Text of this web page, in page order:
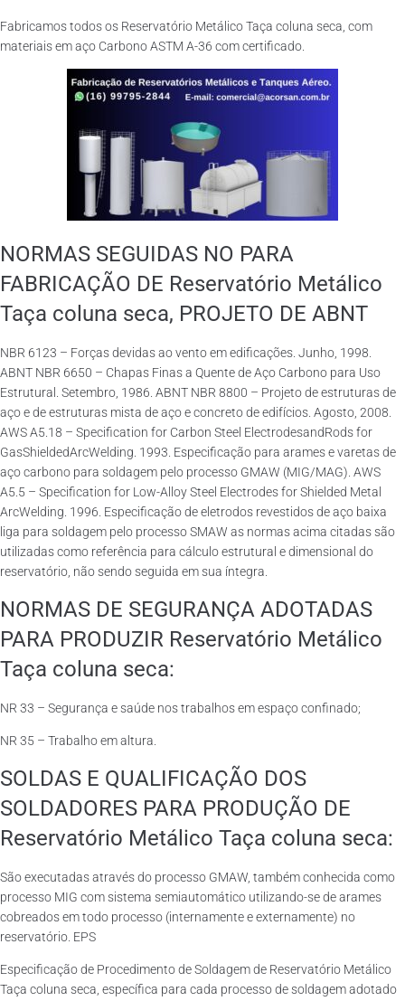
Fabricamos todos os Reservatório Metálico Taça coluna seca, com
materiais em aço Carbono ASTM A-36 com certificado.
NORMAS SEGUIDAS NO PARA
FABRICAÇÃO DE Reservatório Metálico
Taça coluna seca, PROJETO DE ABNT
NBR 6123 – Forças devidas ao vento em edificações. Junho, 1998.
ABNT NBR 6650 – Chapas Finas a Quente de Aço Carbono para Uso
Estrutural. Setembro, 1986. ABNT NBR 8800 – Projeto de estruturas de
aço e de estruturas mista de aço e concreto de edifícios. Agosto, 2008.
AWS A5.18 – Specification for Carbon Steel ElectrodesandRods for
GasShieldedArcWelding. 1993. Especificação para arames e varetas de
aço carbono para soldagem pelo processo GMAW (MIG/MAG). AWS
A5.5 – Specification for Low-Alloy Steel Electrodes for Shielded Metal
ArcWelding. 1996. Especificação de eletrodos revestidos de aço baixa
liga para soldagem pelo processo SMAW as normas acima citadas são
utilizadas como referência para cálculo estrutural e dimensional do
reservatório, não sendo seguida em sua íntegra.
NORMAS DE SEGURANÇA ADOTADAS
PARA PRODUZIR Reservatório Metálico
Taça coluna seca:
NR 33 – Segurança e saúde nos trabalhos em espaço confinado;
NR 35 – Trabalho em altura.
SOLDAS E QUALIFICAÇÃO DOS
SOLDADORES PARA PRODUÇÃO DE
Reservatório Metálico Taça coluna seca:
São executadas através do processo GMAW, também conhecida como
processo MIG com sistema semiautomático utilizando-se de arames
cobreados em todo processo (internamente e externamente) no
reservatório. EPS
Especificação de Procedimento de Soldagem de Reservatório Metálico
Taça coluna seca, específica para cada processo de soldagem adotado